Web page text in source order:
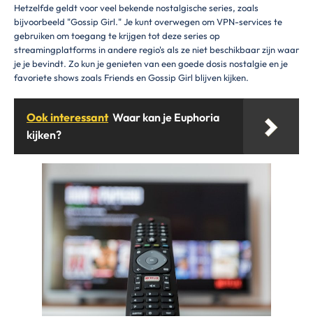
Hetzelfde geldt voor veel bekende nostalgische series, zoals
bijvoorbeeld "Gossip Girl." Je kunt overwegen om VPN-services te
gebruiken om toegang te krijgen tot deze series op
streamingplatforms in andere regio's als ze niet beschikbaar zijn waar
je je bevindt. Zo kun je genieten van een goede dosis nostalgie en je
favoriete shows zoals Friends en Gossip Girl blijven kijken.
Ook interessant Waar kan je Euphoria
kijken?